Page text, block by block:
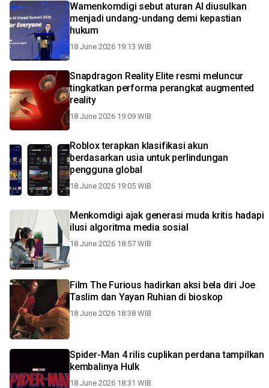
Wamenkomdigi sebut aturan AI diusulkan
menjadi undang-undang demi kepastian
hukum
18 June 2026 19:13 WIB
Snapdragon Reality Elite resmi meluncur
tingkatkan performa perangkat augmented
reality
18 June 2026 19:09 WIB
Roblox terapkan klasifikasi akun
berdasarkan usia untuk perlindungan
pengguna global
18 June 2026 19:05 WIB
Menkomdigi ajak generasi muda kritis hadapi
ilusi algoritma media sosial
18 June 2026 18:57 WIB
Film The Furious hadirkan aksi bela diri Joe
Taslim dan Yayan Ruhian di bioskop
18 June 2026 18:38 WIB
Spider-Man 4 rilis cuplikan perdana tampilkan
kembalinya Hulk
18 June 2026 18:31 WIB